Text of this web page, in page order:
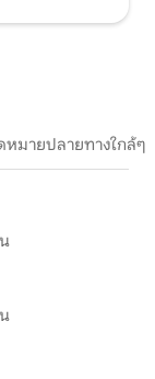
หมายปลายทางใกล้ๆ